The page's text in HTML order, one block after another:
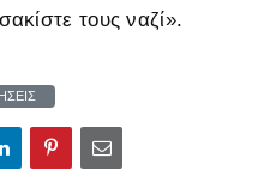
τους ναζί».